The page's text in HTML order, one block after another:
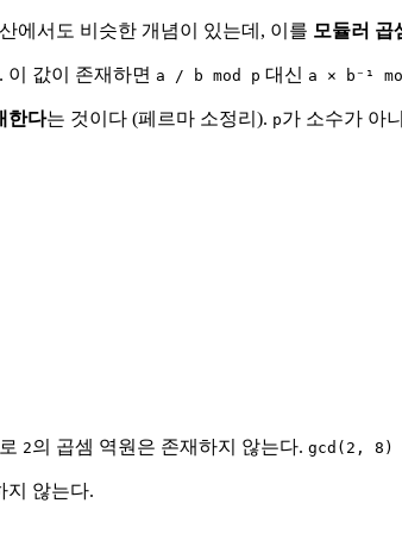
에서도 비슷한 개념이 있는데, 이를 모듈러 곱
이 값이 존재하면 a / b mod p 대신 a × b⁻¹
한다는 것이다 (페르마 소정리). p가 소수가 아
2의 곱셈 역원은 존재하지 않는다. gcd(2, 8)
지 않는다.